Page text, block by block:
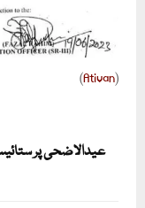
(Ativan)
عیدالاضحی پر